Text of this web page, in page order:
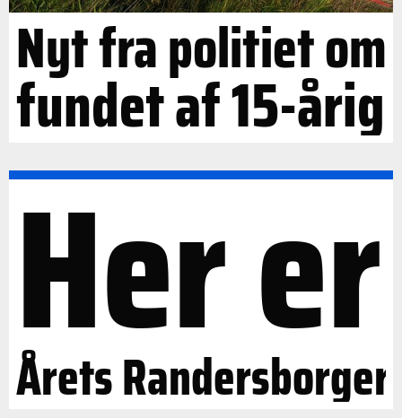
Nyt fra politiet om
fundet af 15-årig
Her er
Årets Randersborger